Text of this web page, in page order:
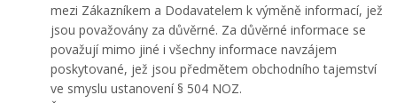
mezi Zákazníkem a Dodavatelem k výměně informací, jež
jsou považovány za důvěrné. Za důvěrné informace se
považují mimo jiné i všechny informace navzájem
poskytované, jež jsou předmětem obchodního tajemství
ve smyslu ustanovení § 504 NOZ.